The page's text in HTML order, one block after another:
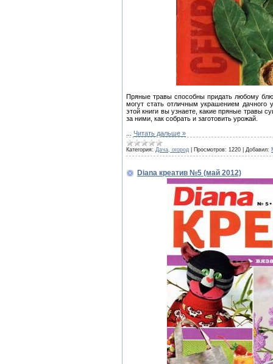
Пряные травы способны придать любому
могут стать отличным украшением дачного
этой книги вы узнаете, какие пряные травы
за ними, как собрать и заготовить урожай.
Читать дальше »
Категория: Дача, огород Просмотров: 1220 Добавил:
Diana креатив №5 (май 2012)